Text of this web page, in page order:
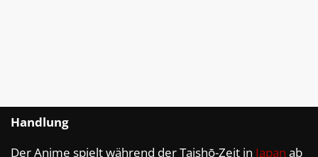
Handlung
Der Anime spielt während der Taishō-Zeit in Japan ab